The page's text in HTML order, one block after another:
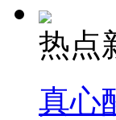
热点
真心